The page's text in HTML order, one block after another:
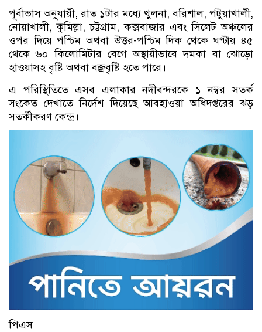
পূর্বাভাস অনুযায়ী, রাত ১টার মধ্যে খুলনা, বরিশাল, পটুয়াখালী,
নোয়াখালী, কুমিল্লা, চট্টগ্রাম, কক্সবাজার এবং সিলেট অঞ্চলের
ওপর দিয়ে পশ্চিম অথবা উত্তর-পশ্চিম দিক থেকে ঘণ্টায় ৪৫
থেকে ৬০ কিলোমিটার বেগে অস্থায়ীভাবে দমকা বা ঝোড়ো
হাওয়াসহ বৃষ্টি অথবা বজ্রবৃষ্টি হতে পারে।
এ পরিস্থিতিতে এসব এলাকার নদীবন্দরকে ১ নম্বর সতর্ক
সংকেত দেখাতে নির্দেশ দিয়েছে আবহাওয়া অধিদপ্তরের ঝড়
সতর্কীকরণ কেন্দ্র।
পিএস